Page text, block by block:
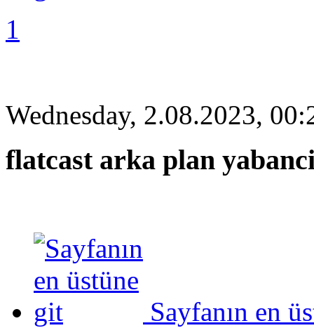
1
Wednesday, 2.08.2023,
flatcast arka plan
Sayfanın en